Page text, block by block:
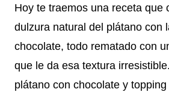
Hoy te traemos una receta que
dulzura natural del plátano con
chocolate, todo rematado con
que le da esa textura
plátano con chocolate y